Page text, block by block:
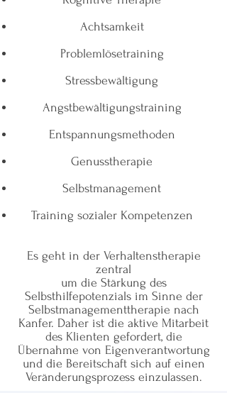
Achtsamkeit
Problemlösetraining
Stressbewältigung
Angstbewältigungstraining
Entspannungsmethoden
Genusstherapie
Selbstmanagement
Training sozialer Kompetenzen
Es geht in der Verhaltenstherapie
zentral
um die Stärkung des
Selbsthilfepotenzials im Sinne der
Selbstmanagementtherapie nach
Kanfer. Daher ist die aktive Mitarbeit
des Klienten gefordert, die
Übernahme von Eigenverantwortung
und die Bereitschaft sich auf einen
Veränderungsprozess einzulassen.